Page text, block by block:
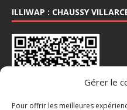
Gérer le
Pour offrir les meilleures
ILLIWAP : CHAUSSY